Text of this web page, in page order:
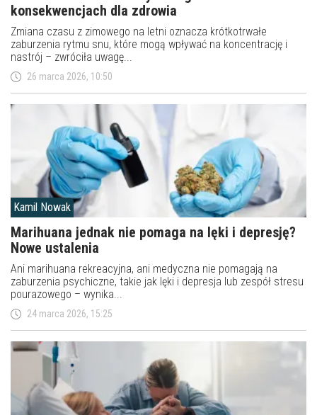
konsekwencjach dla zdrowia
Zmiana czasu z zimowego na letni oznacza krótkotrwałe
zaburzenia rytmu snu, które mogą wpływać na koncentrację i
nastrój – zwróciła uwagę...
26 marca 2026, 10:50
Kamil Nowak
Marihuana jednak nie pomaga na lęki i depresję?
Nowe ustalenia
Ani marihuana rekreacyjna, ani medyczna nie pomagają na
zaburzenia psychiczne, takie jak lęki i depresja lub zespół stresu
pourazowego – wynika...
24 marca 2026, 15:25